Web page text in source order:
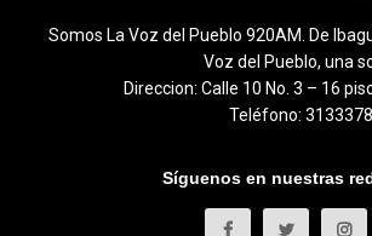
Somos La Voz del Pueblo 920AM. De
Voz del Pueblo, una
Direccion: Calle 10 No. 3 – 16
Teléfono:
Síguenos en nuestras